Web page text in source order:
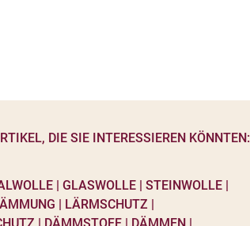
DIE SIE INTERESSIEREN KÖNNTEN: